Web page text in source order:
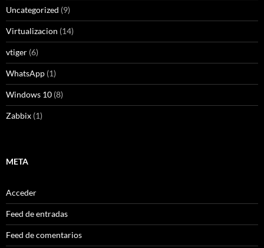
Uncategorized (9)
Virtualizacion (14)
vtiger (6)
WhatsApp (1)
Windows 10 (8)
Zabbix (1)
META
Acceder
Feed de entradas
Feed de comentarios